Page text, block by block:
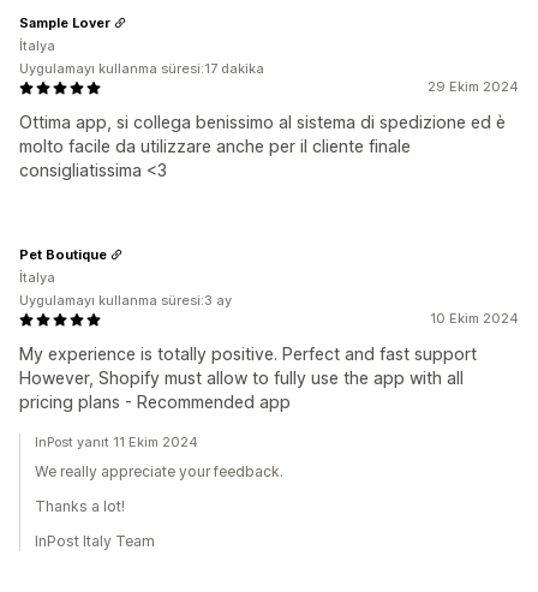
29 Ekim 2024
Ottima app, si collega benissimo al sistema di spedizione ed è
molto facile da utilizzare anche per il cliente finale
consigliatissima <3
Sample Lover
İtalya
Uygulamayı kullanma süresi:17 dakika
10 Ekim 2024
My experience is totally positive. Perfect and fast support
However, Shopify must allow to fully use the app with all
pricing plans - Recommended app
Pet Boutique
İtalya
Uygulamayı kullanma süresi:3 ay
InPost yanıt 11 Ekim 2024
We really appreciate your feedback.
Thanks a lot!
InPost Italy Team